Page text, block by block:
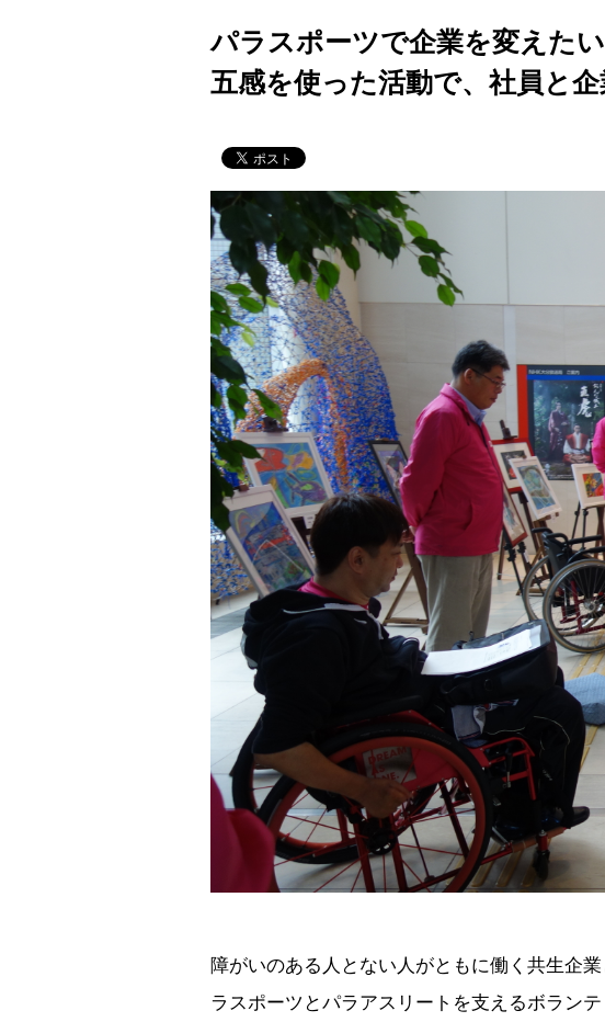
パラスポーツで企業を変えた
五感を使った活動で、社員と
障がいのある人とない人がともに働く共生企
ラスポーツとパラアスリートを支えるボラン